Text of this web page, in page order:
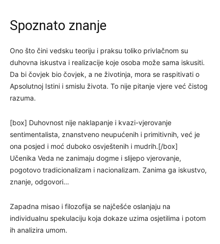
Spoznato znanje
Ono što čini vedsku teoriju i praksu toliko privlačnom su
duhovna iskustva i realizacije koje osoba može sama iskusiti.
Da bi čovjek bio čovjek, a ne životinja, mora se raspitivati o
Apsolutnoj Istini i smislu života. To nije pitanje vjere već čistog
razuma.
[box] Duhovnost nije naklapanje i kvazi-vjerovanje
sentimentalista, znanstveno neupućenih i primitivnih, već je
ona posjed i moć duboko osvještenih i mudrih.[/box]
Učenika Veda ne zanimaju dogme i slijepo vjerovanje,
pogotovo tradicionalizam i nacionalizam. Zanima ga iskustvo,
znanje, odgovori…
Zapadna misao i filozofija se najčešće oslanjaju na
individualnu spekulaciju koja dokaze uzima osjetilima i potom
ih analizira umom.